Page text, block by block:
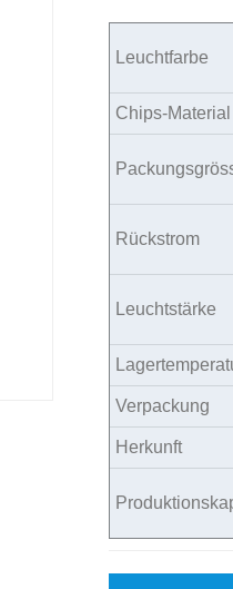
Leuchtfarbe
Chips-Material
Rückstrom
Leuchtstärke
Verpackung
Herkunft